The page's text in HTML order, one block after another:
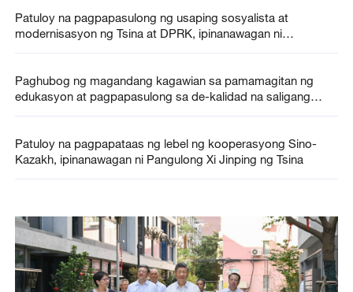
Patuloy na pagpapasulong ng usaping sosyalista at
modernisasyon ng Tsina at DPRK, ipinanawagan ni
Paghubog ng magandang kagawian sa pamamagitan ng
edukasyon at pagpapasulong sa de-kalidad na saligang
Patuloy na pagpapataas ng lebel ng kooperasyong Sino-
Kazakh, ipinanawagan ni Pangulong Xi Jinping ng Tsina